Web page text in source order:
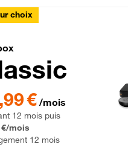
choix
Classic
€ par mois pendant 12 mois
€/mois
12 mois puis
€/mois
12 mois